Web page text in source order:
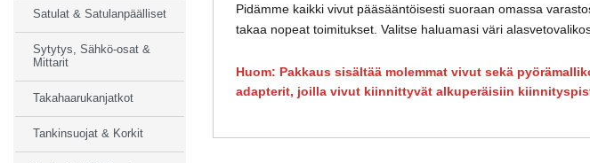
Pidämme kaikki vivut pääsääntöisesti suoraan omassa
takaa nopeat toimitukset. Valitse haluamasi väri
Huom: Pakkaus sisältää molemmat vivut sekä
adapterit, joilla vivut kiinnittyvät alkuperäisiin
Satulat & Satulanpäälliset
Sytytys, Sähkö-osat &
Mittarit
Takahaarukanjatkot
Tankinsuojat & Korkit